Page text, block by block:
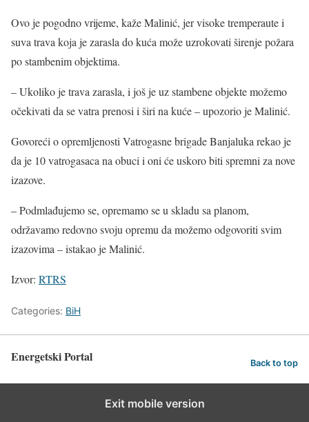
Ovo je pogodno vrijeme, kaže Malinić, jer visoke tremperaute i
suva trava koja je zarasla do kuća može uzrokovati širenje požara
po stambenim objektima.
– Ukoliko je trava zarasla, i još je uz stambene objekte možemo
očekivati da se vatra prenosi i širi na kuće – upozorio je Malinić.
Govoreći o opremljenosti Vatrogasne brigade Banjaluka rekao je
da je 10 vatrogasaca na obuci i oni će uskoro biti spremni za nove
izazove.
– Podmlađujemo se, opremamo se u skladu sa planom,
održavamo redovno svoju opremu da možemo odgovoriti svim
izazovima – istakao je Malinić.
Izvor: RTRS
Categories: BiH
Energetski Portal Back to top
Exit mobile version